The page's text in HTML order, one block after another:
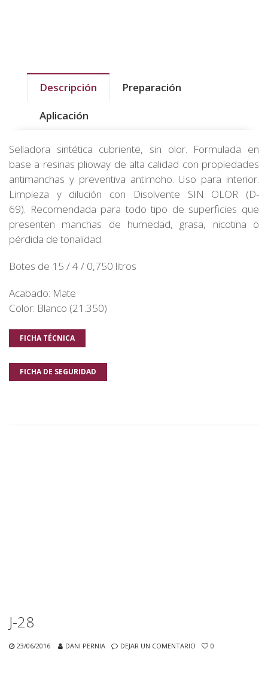
Descripción Preparación
Aplicación
Selladora sintética cubriente, sin olor. Formulada en
base a resinas plioway de alta calidad con propiedades
antimanchas y preventiva antimoho. Uso para interior.
Limpieza y dilución con Disolvente SIN OLOR (D-
69). Recomendada para todo tipo de superficies que
presenten manchas de humedad, grasa, nicotina o
pérdida de tonalidad.
Botes de 15 / 4 / 0,750 litros
Acabado: Mate
Color: Blanco (21.350)
FICHA TÉCNICA
FICHA DE SEGURIDAD
J-28
23/06/2016 DANI PERNIA DEJAR UN COMENTARIO 0